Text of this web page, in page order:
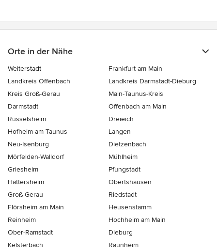
Orte in der Nähe
Weiterstadt
Frankfurt am Main
Landkreis Offenbach
Landkreis Darmstadt-Dieburg
Kreis Groß-Gerau
Main-Taunus-Kreis
Darmstadt
Offenbach am Main
Rüsselsheim
Dreieich
Hofheim am Taunus
Langen
Neu-Isenburg
Dietzenbach
Mörfelden-Walldorf
Mühlheim
Griesheim
Pfungstadt
Hattersheim
Obertshausen
Groß-Gerau
Riedstadt
Flörsheim am Main
Heusenstamm
Reinheim
Hochheim am Main
Ober-Ramstadt
Dieburg
Kelsterbach
Raunheim